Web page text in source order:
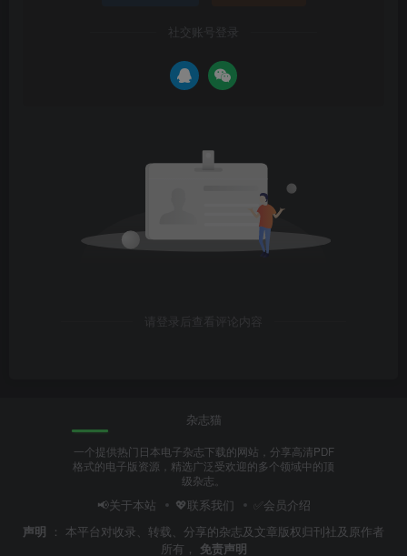
社交账号登录
请登录后查看评论内容
杂志猫
一个提供热门日本电子杂志下载的网站，分享高清PDF
格式的电子版资源，精选广泛受欢迎的多个领域中的顶
级杂志。
📢关于本站 💖联系我们
✅会员介绍
声明 ： 本平台对收录、转载、分享的杂志及文章版权归刊社及原作者
所有， 免责声明